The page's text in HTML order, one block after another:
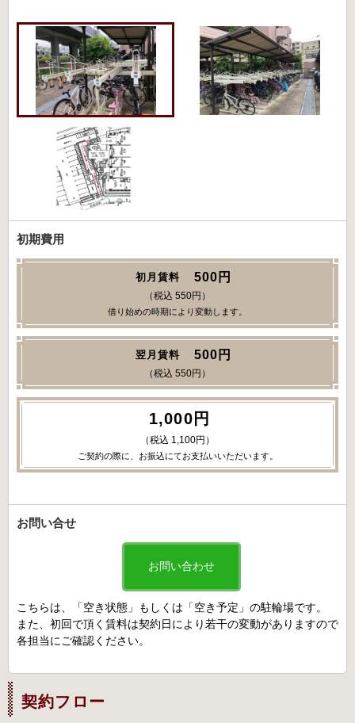
初期費用
初月賃料 500円
（税込 550円）
借り始めの時期により変動します。
翌月賃料 500円
（税込 550円）
1,000円
（税込 1,100円）
ご契約の際に、お振込にてお支払いいただいます。
お問い合せ
お問い合わせ
こちらは、「空き状態」もしくは「空き予定」の駐輪場です。
また、初回で頂く賃料は契約日により若干の変動がありますので
各担当にご確認ください。
契約フロー